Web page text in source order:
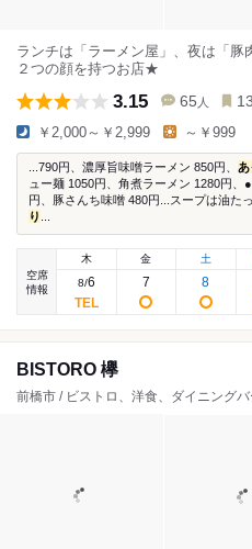
ランチは「ラーメン屋」、夜は「豚
２つの顔を持つお店★
3.15 65 人
￥2,000～￥2,999 ～￥999
...790円、濃厚旨味噌ラーメン 850円、 あ
ュー麺 1050円、角煮ラーメン 1280円、
円、豚さんち味噌 480円...スープは油た
り
空席
情報
木
8/6
金
7
土
8
BISTORO 欅
前橋市 / ビストロ、洋食、ダイニングバ